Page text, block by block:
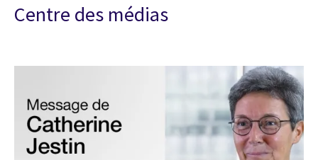
Centre des médias